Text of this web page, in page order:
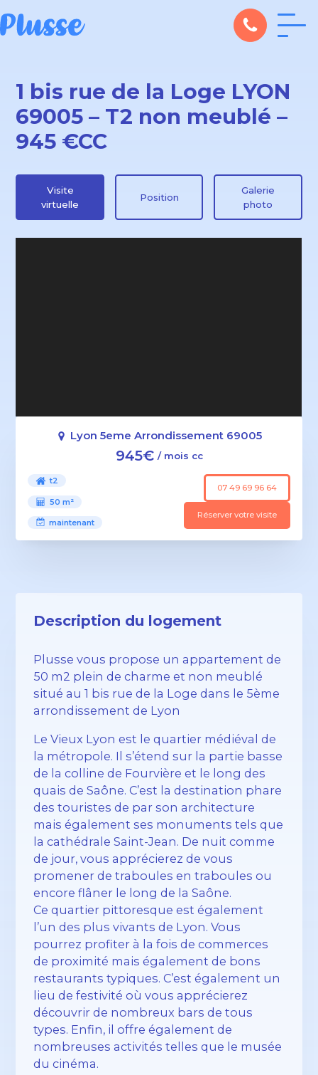
1 bis rue de la Loge LYON
69005 – T2 non meublé –
945 €CC
Visite
virtuelle
Position
Galerie
photo
Lyon 5eme Arrondissement 69005
945€ / mois cc
t2
50 m²
maintenant
07 49 69 96 64
Réserver votre visite
Description du logement
Plusse vous propose un appartement de
50 m2 plein de charme et non meublé
situé au 1 bis rue de la Loge dans le 5ème
arrondissement de Lyon
Le Vieux Lyon est le quartier médiéval de
la métropole. Il s’étend sur la partie basse
de la colline de Fourvière et le long des
quais de Saône. C’est la destination phare
des touristes de par son architecture
mais également ses monuments tels que
la cathédrale Saint-Jean. De nuit comme
de jour, vous apprécierez de vous
promener de traboules en traboules ou
encore flâner le long de la Saône.
Ce quartier pittoresque est également
l’un des plus vivants de Lyon. Vous
pourrez profiter à la fois de commerces
de proximité mais également de bons
restaurants typiques. C’est également un
lieu de festivité où vous apprécierez
découvrir de nombreux bars de tous
types. Enfin, il offre également de
nombreuses activités telles que le musée
du cinéma.